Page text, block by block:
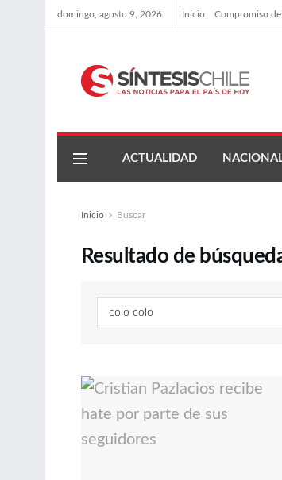
domingo, agosto 9, 2026 Inicio Compromiso
ACTUALIDAD
Inicio Buscar
Resultado de